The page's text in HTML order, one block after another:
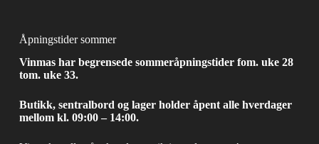
Åpningstider sommer
Vinmas har begrensede sommeråpningstider fom. uke 28
tom. uke 33.
Butikk, sentralbord og lager holder åpent alle hverdager
mellom kl. 09:00 – 14:00.